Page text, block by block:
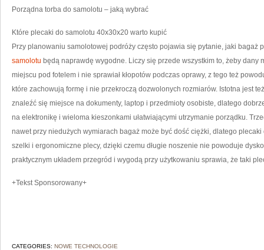
Porządna torba do samolotu – jaką wybrać
Które plecaki do samolotu 40x30x20 warto kupić
Przy planowaniu samolotowej podróży często pojawia się pytanie, jaki bagaż
samolotu będą naprawdę wygodne. Liczy się przede wszystkim to, żeby dany
miejscu pod fotelem i nie sprawiał kłopotów podczas oprawy, z tego też
które zachowują formę i nie przekroczą dozwolonych rozmiarów. Istotna jest
znaleźć się miejsce na dokumenty, laptop i przedmioty osobiste, dlatego
na elektronikę i wieloma kieszonkami ułatwiającymi utrzymanie porządku.
nawet przy niedużych wymiarach bagaż może być dość ciężki, dlatego
szelki i ergonomiczne plecy, dzięki czemu długie noszenie nie powoduje
praktycznym układem przegród i wygodą przy użytkowaniu sprawia, że taki
+Tekst Sponsorowany+
CATEGORIES: NOWE TECHNOLOGIE